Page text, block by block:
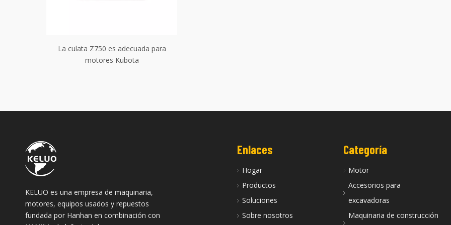
La culata Z750 es adecuada para
motores Kubota
KELUO es una empresa de maquinaria,
motores, equipos usados ​​y repuestos
fundada por Hanhan en combinación con
Enlaces
Hogar
Productos
Soluciones
Sobre nosotros
Categoría
Motor
Accesorios para
excavadoras
Maquinaria de construcción